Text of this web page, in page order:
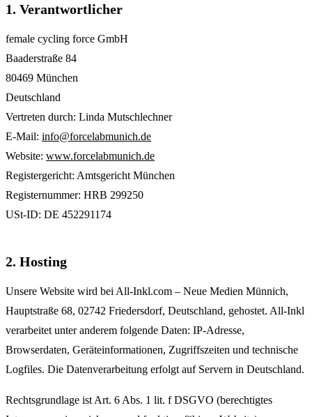
1. Verantwortlicher
female cycling force GmbH
Baaderstraße 84
80469 München
Deutschland
Vertreten durch: Linda Mutschlechner
E-Mail: info@forcelabmunich.de
Website: www.forcelabmunich.de
Registergericht: Amtsgericht München
Registernummer: HRB 299250
USt-ID: DE 452291174
2. Hosting
Unsere Website wird bei All-Inkl.com – Neue Medien Münnich,
Hauptstraße 68, 02742 Friedersdorf, Deutschland, gehostet. All-Inkl
verarbeitet unter anderem folgende Daten: IP-Adresse,
Browserdaten, Geräteinformationen, Zugriffszeiten und technische
Logfiles. Die Datenverarbeitung erfolgt auf Servern in Deutschland.
Rechtsgrundlage ist Art. 6 Abs. 1 lit. f DSGVO (berechtigtes